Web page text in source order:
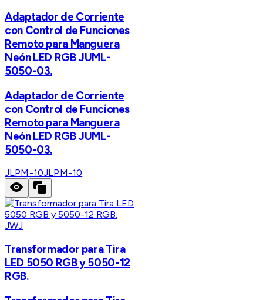
Adaptador de Corriente
con Control de Funciones
Remoto para Manguera
Neón LED RGB JUML-
5050-03.
Adaptador de Corriente
con Control de Funciones
Remoto para Manguera
Neón LED RGB JUML-
5050-03.
JLPM-10JLPM-10
JWJ
Transformador para Tira
LED 5050 RGB y 5050-12
RGB.